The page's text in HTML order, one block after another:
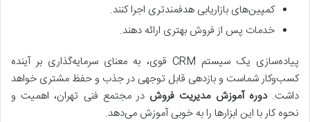
کمپین‌های بازاریابی هدفمندتری اجرا کنند.
خدمات پس از فروش بهتری ارائه دهند.
پیاده‌سازی یک سیستم CRM قوی، به معنای سرمایه‌گذاری بر آینده
کسب‌وکار شماست و بازدهی قابل توجهی در جذب و حفظ مشتری خواهد
داشت.دوره آموزش مدیریت فروش در مجتمع فنی تهران، اهمیت و
نحوه کار با این ابزارها را به خوبی آموزش می‌دهد.